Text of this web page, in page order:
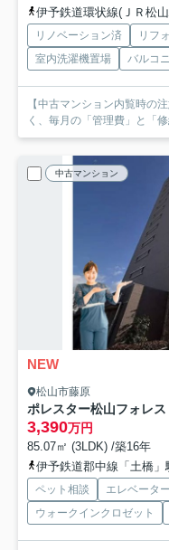
伊予鉄道環状線(ＪＲ松
リノベーション済 リフ
室内洗濯機置場
バルコ
【中古マンション内覧時の
く、毎月の「管理費」と「
中古マンション
NEW
松山市藤原
ポレスター松山フォレス
3,390万円
85.07㎡ (3LDK) /築16年
伊予鉄道郡中線「土橋」
ペット相談 エレベーター
ウォークインクロゼット